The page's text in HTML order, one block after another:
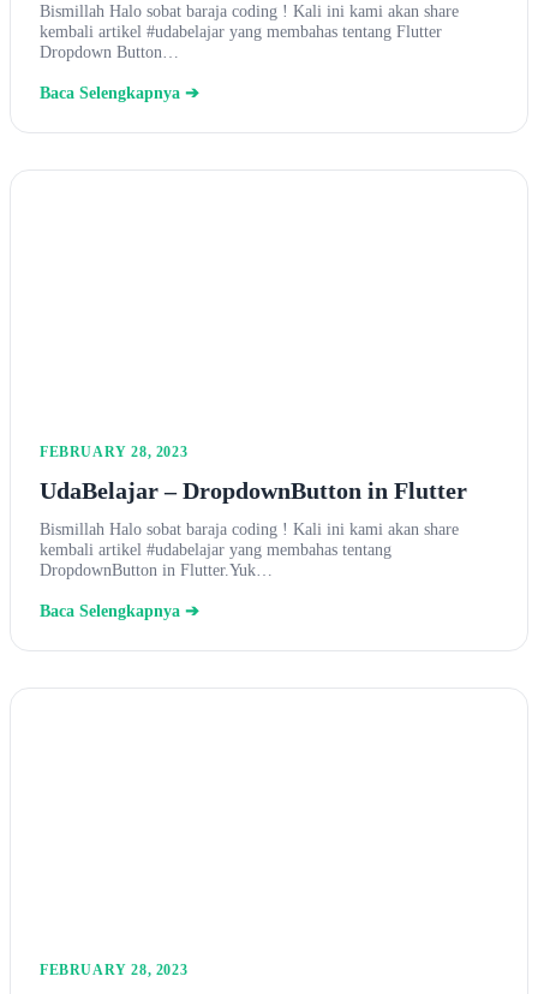
Bismillah Halo sobat baraja coding ! Kali ini kami akan share
kembali artikel #udabelajar yang membahas tentang Flutter
Dropdown Button…
Baca Selengkapnya ➔
FEBRUARY 28, 2023
UdaBelajar – DropdownButton in Flutter
Bismillah Halo sobat baraja coding ! Kali ini kami akan share
kembali artikel #udabelajar yang membahas tentang
DropdownButton in Flutter.Yuk…
Baca Selengkapnya ➔
FEBRUARY 28, 2023